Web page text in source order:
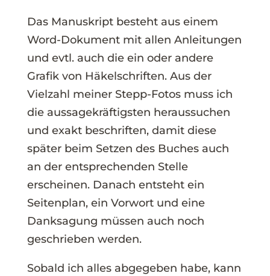
Das Manuskript besteht aus einem
Word-Dokument mit allen Anleitungen
und evtl. auch die ein oder andere
Grafik von Häkelschriften. Aus der
Vielzahl meiner Stepp-Fotos muss ich
die aussagekräftigsten heraussuchen
und exakt beschriften, damit diese
später beim Setzen des Buches auch
an der entsprechenden Stelle
erscheinen. Danach entsteht ein
Seitenplan, ein Vorwort und eine
Danksagung müssen auch noch
geschrieben werden.
Sobald ich alles abgegeben habe, kann